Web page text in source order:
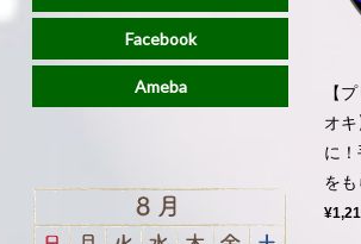
【
オ
に
をも
Facebook
Ameba